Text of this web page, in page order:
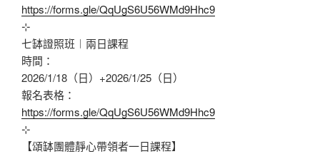
https://forms.gle/QqUgS6U56WMd9Hhc9
⊹
七缽證照班︱兩日課程
時間：
2026/1/18（日）+2026/1/25（日）
報名表格：
https://forms.gle/QqUgS6U56WMd9Hhc9
⊹
【頌缽團體靜心帶領者一日課程】